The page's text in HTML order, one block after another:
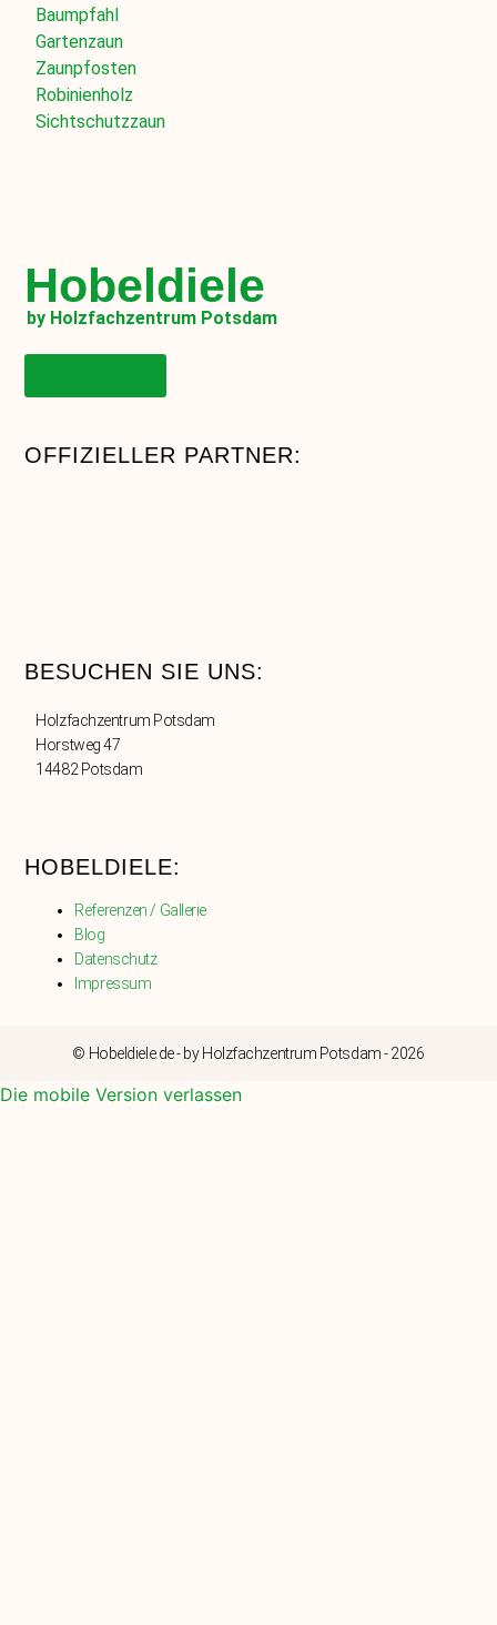
Baumpfahl
Gartenzaun
Zaunpfosten
Robinienholz
Sichtschutzzaun
Hobeldiele
by Holzfachzentrum Potsdam
OFFIZIELLER PARTNER:
BESUCHEN SIE UNS:
Holzfachzentrum Potsdam
Horstweg 47
14482 Potsdam
HOBELDIELE:
Referenzen / Gallerie
Blog
Datenschutz
Impressum
© Hobeldiele.de - by Holzfachzentrum Potsdam - 2026
Die mobile Version verlassen